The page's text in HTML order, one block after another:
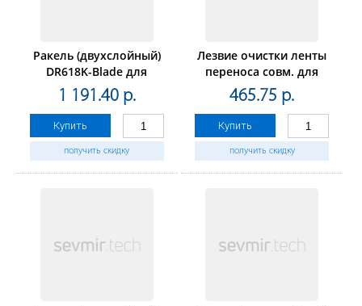
Ракель (двухслойный)
DR618K-Blade для
KONICA MINOLTAbizhub
450i/C450i/C550i/C650i
(CET) Black, 260000
стр.,CET281067
1 191.40 р.
Купить
получить скидку
Лезвие очистки ленты
переноса совм. для
Konica MinoltaBizhub
C220/C280/C360
465.75 р.
Купить
получить скидку